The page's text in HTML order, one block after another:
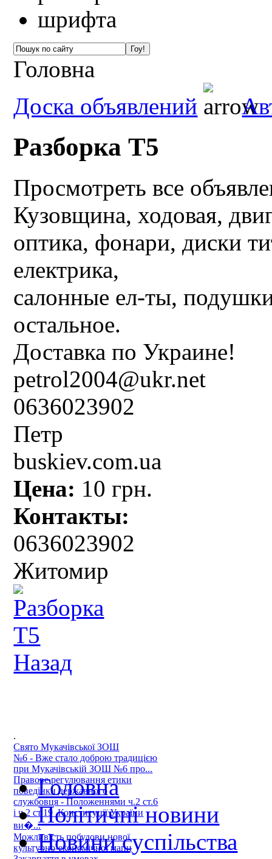
Головна
Доска объявлений
Разборка Т5
Просмотреть все
Кузовщина, ходовая,
оптика, фонари, диски
електрика,
салонные ел-ты,
остальное.
Доставка по Украине!
petrol2004@ukr.net
0636023902
Петр
buskiev.com.ua
Цена: 10 грн.
Контакты:
0636023902
Житомир
Назад
.
Свято Мукачівської ЗОШ
№6 - Вже стало доброю традицією
при Мукачівській ЗОШ №6 про...
Правове регулювання етики
поведінки державного
службовця - Положеннями ч.2 ст.6
і ч.2 ст.19 Конституції України
ви�...
Можливість побудови нової
культурно-економічної мапи
Головна
Політичні новини
Новини суспільства